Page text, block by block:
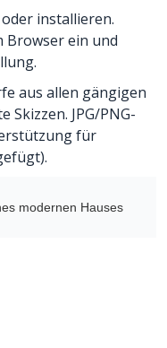
installieren.
Browser ein und
aus allen gängigen
Skizzen. JPG/PNG-
für